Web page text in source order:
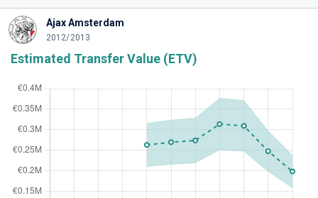
Ajax Amsterdam
2012/2013
Estimated Transfer Value (ETV)